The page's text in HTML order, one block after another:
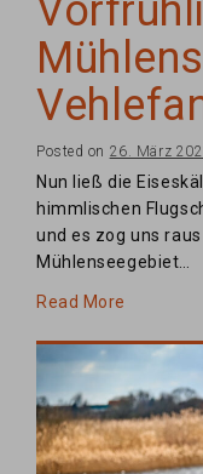
Posted on 26. März
Nun ließ die
himmlischen
und es zog uns
Mühlenseegebiet…
Read More